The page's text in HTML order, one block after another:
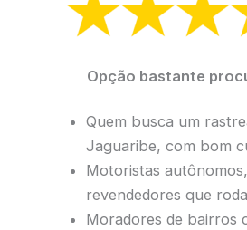
Opção bastante
Quem busca um
Jaguaribe, com bom
Motoristas
revendedores que
Moradores de bairros